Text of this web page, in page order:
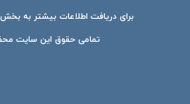
برای دریافت اطلاعات بیشتر به بخش
تمامی حقوق این سایت